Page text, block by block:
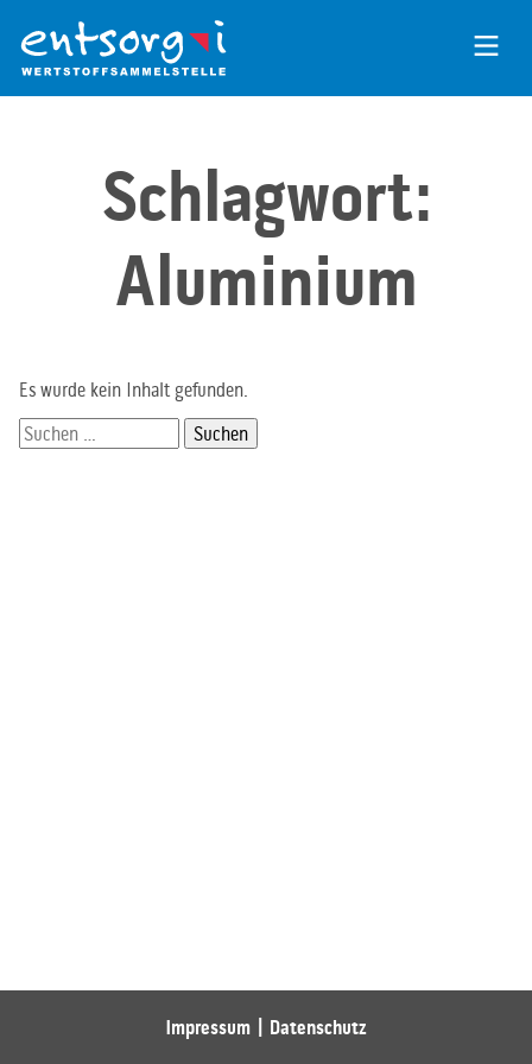
Inhalt
der
Seite
Schlagwort:
Aluminium
Es wurde kein Inhalt gefunden.
Suchen
nach:
Impressum Datenschutz